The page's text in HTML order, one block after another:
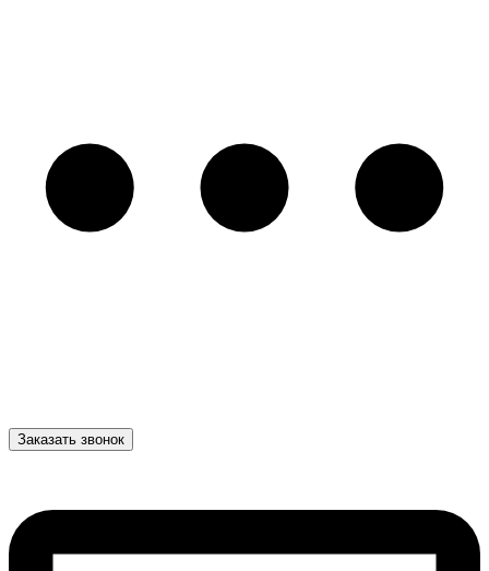
Заказать звонок